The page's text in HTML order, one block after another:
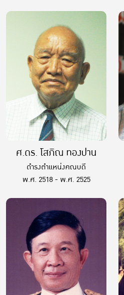
ศ.ดร. โสภิณ ทองปาน
ดำรงตำแหน่งคณบดี
พ.ศ. 2518 - พ.ศ. 2525